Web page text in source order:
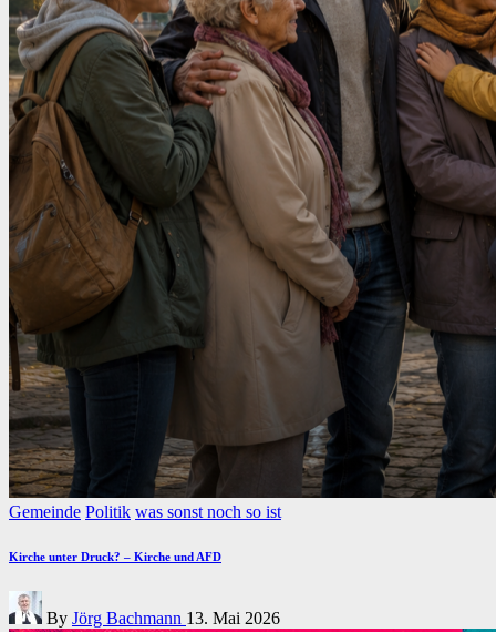
Posted
Gemeinde Politik was sonst noch so ist
Kirche unter Druck? – Kirche und AFD
Posted
by
By Jörg Bachmann 13. Mai 2026